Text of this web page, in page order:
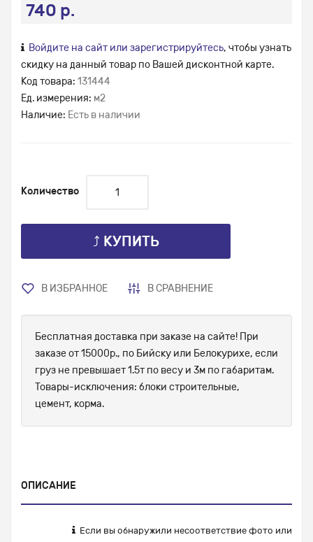
740 р.
Войдите на сайт или зарегистрируйтесь, чтобы узнать
скидку на данный товар по Вашей дисконтной карте.
Код товара: 131444
Ед. измерения: м2
Наличие: Есть в наличии
Количество
⤴ КУПИТЬ
В ИЗБРАННОЕ В СРАВНЕНИЕ
Бесплатная доставка при заказе на сайте! При
заказе от 15000р., по Бийску или Белокурихе, если
груз не превышает 1.5т по весу и 3м по габаритам.
Товары-исключения: блоки строительные,
цемент, корма.
ОПИСАНИЕ
Если вы обнаружили несоответствие фото или